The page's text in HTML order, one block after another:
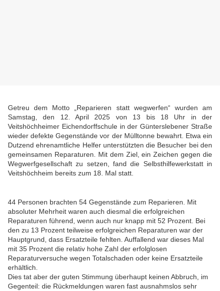
Getreu dem Motto „Reparieren statt wegwerfen“ wurden am
Samstag, den 12. April 2025 von 13 bis 18 Uhr in der
Veitshöchheimer Eichendorffschule in der Günterslebener Straße
wieder defekte Gegenstände vor der Mülltonne bewahrt. Etwa ein
Dutzend ehrenamtliche Helfer unterstützten die Besucher bei den
gemeinsamen Reparaturen. Mit dem Ziel, ein Zeichen gegen die
Wegwerfgesellschaft zu setzen, fand die Selbsthilfewerkstatt in
Veitshöchheim bereits zum 18. Mal statt.
44 Personen brachten 54 Gegenstände zum Reparieren. Mit
absoluter Mehrheit waren auch diesmal die erfolgreichen
Reparaturen führend, wenn auch nur knapp mit 52 Prozent. Bei
den zu 13 Prozent teilweise erfolgreichen Reparaturen war der
Hauptgrund, dass Ersatzteile fehlten. Auffallend war dieses Mal
mit 35 Prozent die relativ hohe Zahl der erfolglosen
Reparaturversuche wegen Totalschaden oder keine Ersatzteile
erhältlich.
Dies tat aber der guten Stimmung überhaupt keinen Abbruch, im
Gegenteil: die Rückmeldungen waren fast ausnahmslos sehr